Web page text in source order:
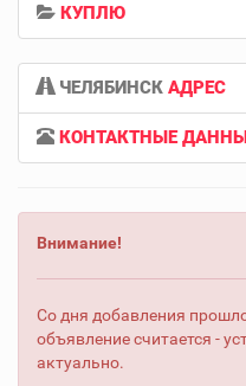
КУПЛЮ
ЧЕЛЯБИНСК АДРЕС
КОНТАКТНЫЕ
Внимание!
Со дня добавления
объявление считается -
актуально.